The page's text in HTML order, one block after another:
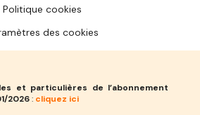
Politique cookies
des cookies
et particulières de l’abonnement
2026: cliquez ici